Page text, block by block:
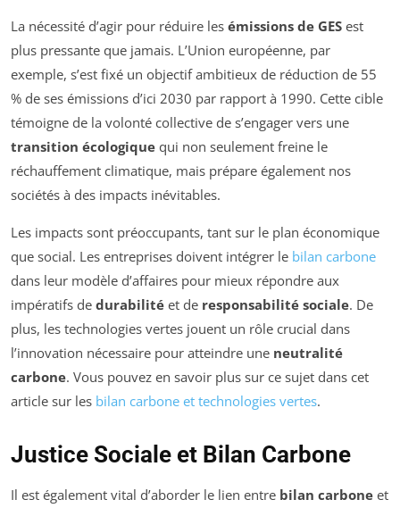
La nécessité d’agir pour réduire les émissions de GES est
plus pressante que jamais. L’Union européenne, par
exemple, s’est fixé un objectif ambitieux de réduction de 55
% de ses émissions d’ici 2030 par rapport à 1990. Cette cible
témoigne de la volonté collective de s’engager vers une
transition écologique qui non seulement freine le
réchauffement climatique, mais prépare également nos
sociétés à des impacts inévitables.
Les impacts sont préoccupants, tant sur le plan économique
que social. Les entreprises doivent intégrer le bilan carbone
dans leur modèle d’affaires pour mieux répondre aux
impératifs de durabilité et de responsabilité sociale. De
plus, les technologies vertes jouent un rôle crucial dans
l’innovation nécessaire pour atteindre une neutralité
carbone. Vous pouvez en savoir plus sur ce sujet dans cet
article sur les bilan carbone et technologies vertes.
Justice Sociale et Bilan Carbone
Il est également vital d’aborder le lien entre bilan carbone et